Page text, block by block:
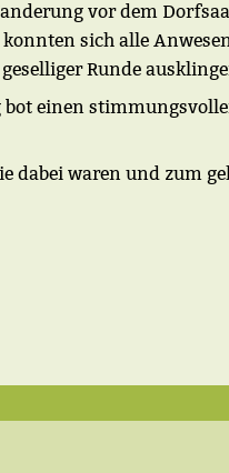
vor dem
konnten sich alle
Runde
bot einen
dabei waren und zum